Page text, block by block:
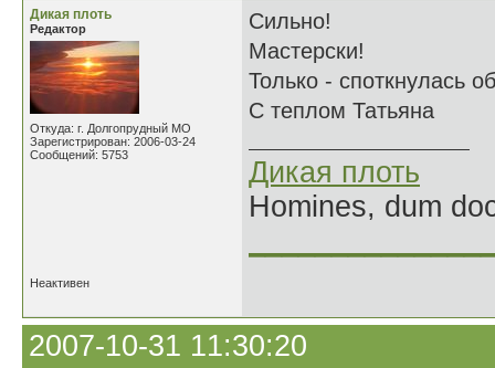
Дикая плоть
Редактор
Откуда: г. Долгопрудный МО
Зарегистрирован: 2006-03-24
Сообщений: 5753
Сильно!
Мастерски!
Только - споткнулась
С теплом Татьяна
Дикая плоть
Homines, dum
Неактивен
2007-10-31 11:30:20